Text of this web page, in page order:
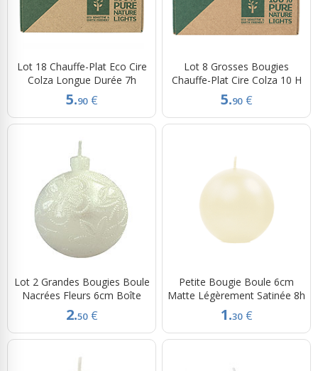
Lot 18 Chauffe-Plat Eco Cire
Colza Longue Durée 7h
5.90 €
Lot 8 Grosses Bougies
Chauffe-Plat Cire Colza 10 H
5.90 €
Lot 2 Grandes Bougies Boule
Nacrées Fleurs 6cm Boîte
2.50 €
Petite Bougie Boule 6cm
Matte Légèrement Satinée 8h
1.30 €